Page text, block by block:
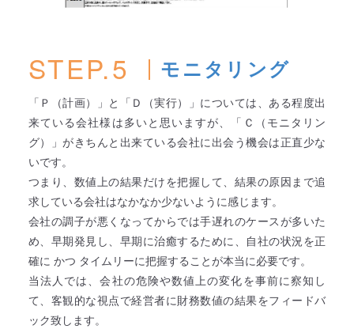
STEP.5 モニタリング
「Ｐ（計画）」と「Ｄ（実行）」については、ある程度出
来ている会社様は多いと思いますが、「Ｃ（モニタリン
グ）」がきちんと出来ている会社に出会う機会は正直少な
いです。
つまり、数値上の結果だけを把握して、結果の原因まで追
求している会社はなかなか少ないように感じます。
会社の調子が悪くなってからでは手遅れのケースが多いた
め、早期発見し、早期に治癒するために、自社の状況を正
確に かつ タイムリーに把握することが本当に必要です。
当法人では、会社の危険や数値上の変化を事前に察知し
て、客観的な視点で経営者に財務数値の結果をフィードバ
ック致します。